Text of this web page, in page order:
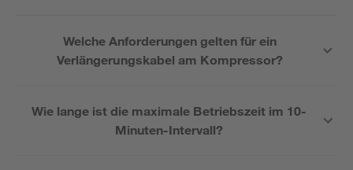
Welche Anforderungen gelten für ein
Verlängerungskabel am Kompressor?
Wie lange ist die maximale Betriebszeit im 10-
Minuten-Intervall?